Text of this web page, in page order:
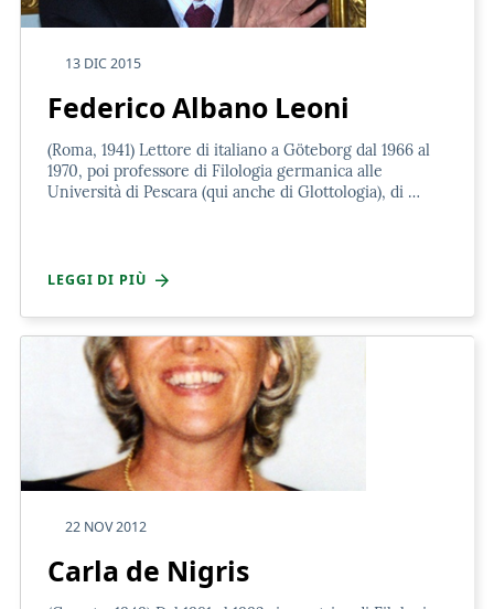
13 DIC 2015
Federico Albano Leoni
(Roma, 1941) Lettore di italiano a Göteborg dal 1966 al
1970, poi professore di Filologia germanica alle
Università di Pescara (qui anche di Glottologia), di …
LEGGI DI PIÙ
22 NOV 2012
Carla de Nigris